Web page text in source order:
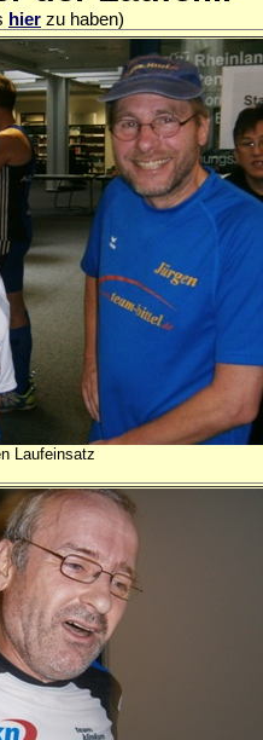
hier zu haben)
Laufeinsatz